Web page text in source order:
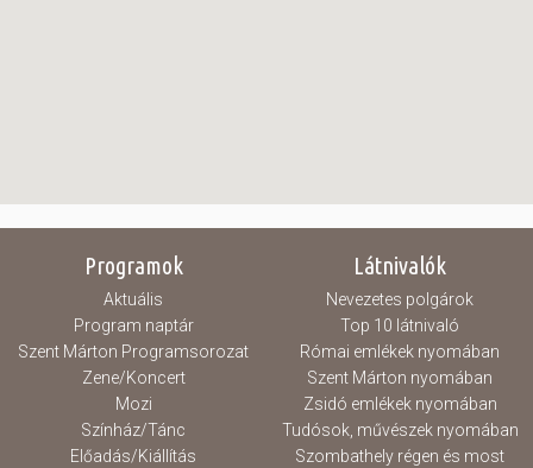
Programok
Aktuális
Program naptár
Szent Márton Programsorozat
Zene/Koncert
Mozi
Színház/Tánc
Előadás/Kiállítás
Látnivalók
Nevezetes polgárok
Top 10 látnivaló
Római emlékek nyomában
Szent Márton nyomában
Zsidó emlékek nyomában
Tudósok, művészek nyomában
Szombathely régen és most